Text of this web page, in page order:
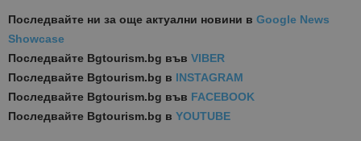
Последвайте ни за още актуални новини в Google News
Showcase
Последвайте Bgtourism.bg във VIBER
Последвайте Bgtourism.bg в INSTAGRAM
Последвайте Bgtourism.bg във FACEBOOK
Последвайте Bgtourism.bg в YOUTUBE